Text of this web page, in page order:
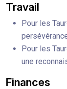
Travail
Pour les
Pour les
une
Finances